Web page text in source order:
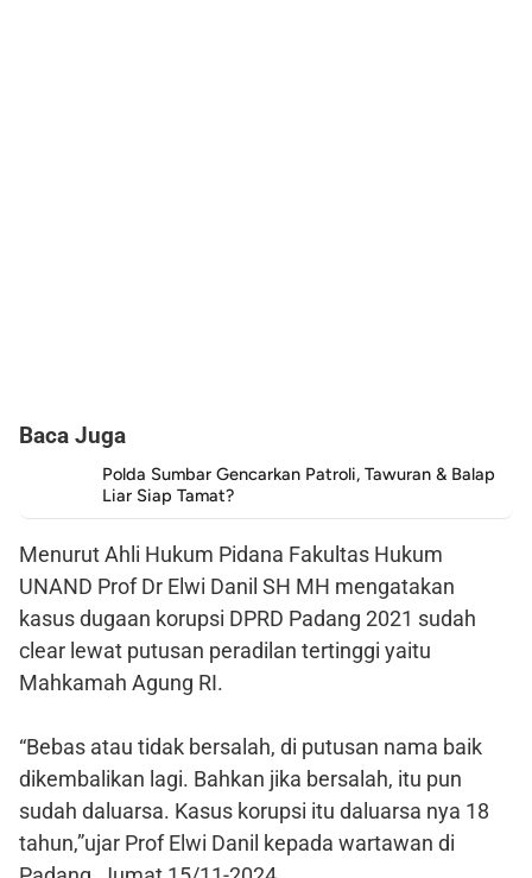
Baca Juga
Polda Sumbar Gencarkan Patroli, Tawuran & Balap
Liar Siap Tamat?
Menurut Ahli Hukum Pidana Fakultas Hukum
UNAND Prof Dr Elwi Danil SH MH mengatakan
kasus dugaan korupsi DPRD Padang 2021 sudah
clear lewat putusan peradilan tertinggi yaitu
Mahkamah Agung RI.
“Bebas atau tidak bersalah, di putusan nama baik
dikembalikan lagi. Bahkan jika bersalah, itu pun
sudah daluarsa. Kasus korupsi itu daluarsa nya 18
tahun,”ujar Prof Elwi Danil kepada wartawan di